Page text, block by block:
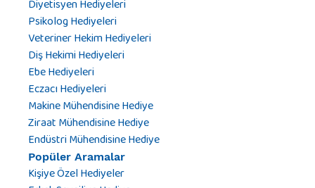
Diyetisyen Hediyeleri
Psikolog Hediyeleri
Veteriner Hekim Hediyeleri
Diş Hekimi Hediyeleri
Ebe Hediyeleri
Eczacı Hediyeleri
Makine Mühendisine Hediye
Ziraat Mühendisine Hediye
Endüstri Mühendisine Hediye
Popüler Aramalar
Kişiye Özel Hediyeler